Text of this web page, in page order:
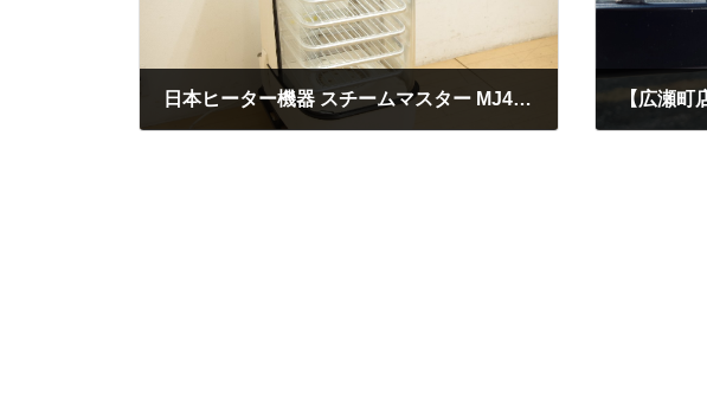
日本ヒーター機器 スチームマスター MJ45SA 買取させていただきました。